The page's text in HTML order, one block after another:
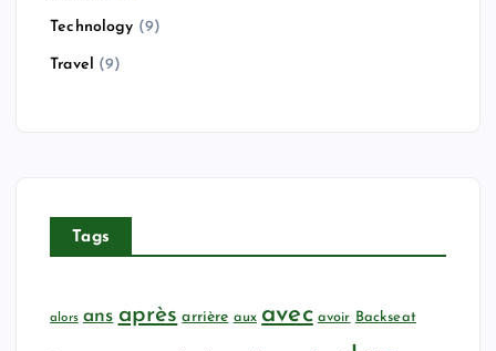
Technology (9)
Travel (9)
Tags
alors ans après arrière aux avec avoir Backseat